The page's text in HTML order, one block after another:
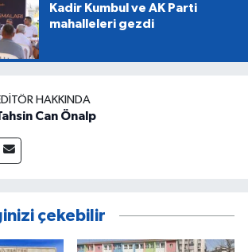
Kadir Kumbul ve AK Parti
mahalleleri gezdi
HAKKINDA
Can Önalp
çekebilir